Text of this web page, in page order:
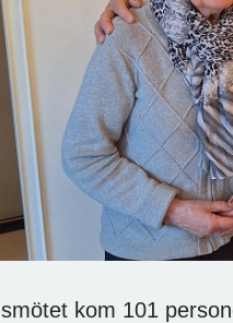
kom 101